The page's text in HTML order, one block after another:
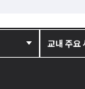
교내 주요